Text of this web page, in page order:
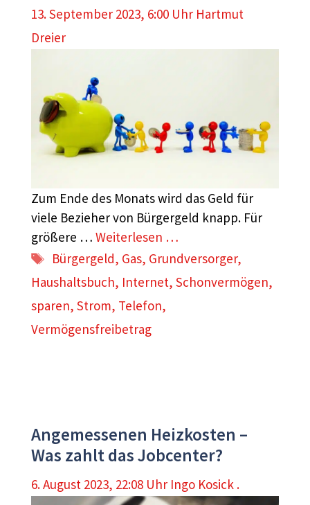
13. September 2023, 6:00 Uhr Hartmut
Dreier
Zum Ende des Monats wird das Geld für
viele Bezieher von Bürgergeld knapp. Für
größere … Weiterlesen …
Schlagwörter
Bürgergeld, Gas, Grundversorger,
Haushaltsbuch, Internet, Schonvermögen,
sparen, Strom, Telefon,
Vermögensfreibetrag
Angemessenen Heizkosten –
Was zahlt das Jobcenter?
6. August 2023, 22:08 Uhr Ingo Kosick .